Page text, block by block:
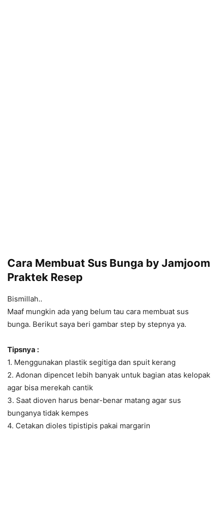
Cara Membuat Sus Bunga by Jamjoom
Praktek Resep
Bismillah..
Maaf mungkin ada yang belum tau cara membuat sus
bunga. Berikut saya beri gambar step by stepnya ya.
Tipsnya :
1. Menggunakan plastik segitiga dan spuit kerang
2. Adonan dipencet lebih banyak untuk bagian atas kelopak
agar bisa merekah cantik
3. Saat dioven harus benar-benar matang agar sus
bunganya tidak kempes
4. Cetakan dioles tipistipis pakai margarin